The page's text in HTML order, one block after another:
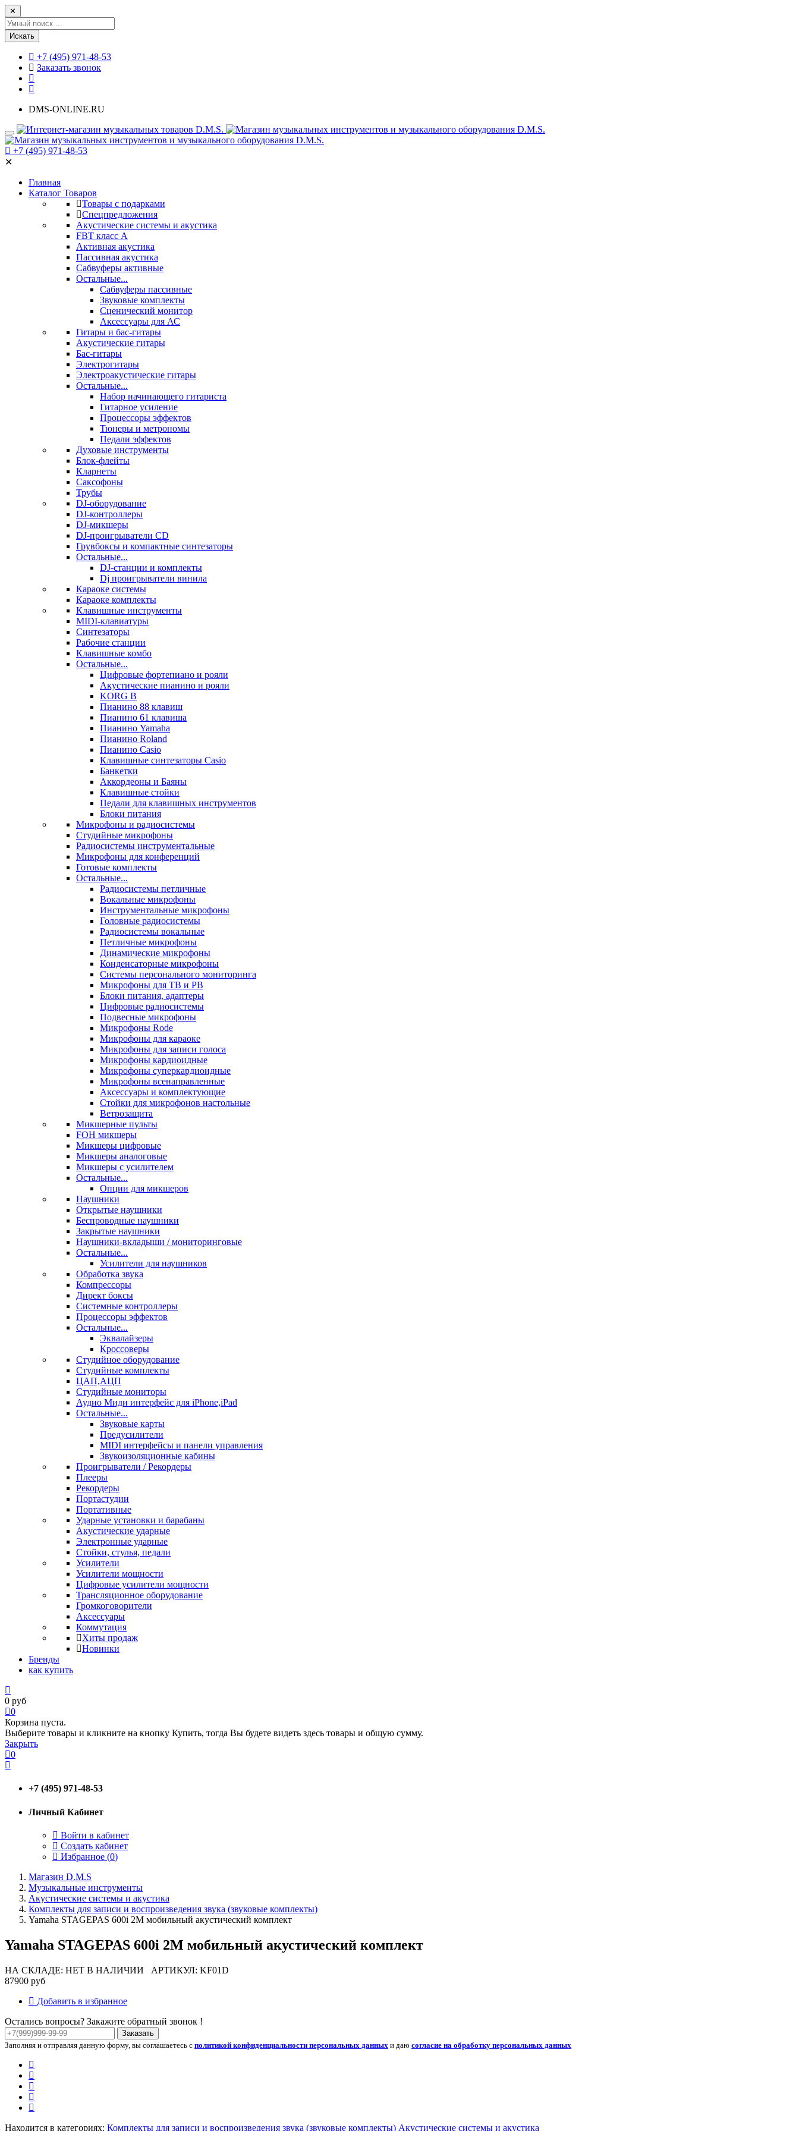
✕
Искать
+7 (495) 971-48-53
Заказать звонок
DMS-ONLINE.RU
+7 (495) 971-48-53
✕
Главная
Каталог Товаров
Товары с подарками
Спецпредложения
Акустические системы и акустика
FBT класс А
Активная акустика
Пассивная акустика
Сабвуферы активные
Остальные...
Сабвуферы пассивные
Звуковые комплекты
Сценический монитор
Аксессуары для АС
Гитары и бас-гитары
Акустические гитары
Бас-гитары
Электрогитары
Электроакустические гитары
Остальные...
Набор начинающего гитариста
Гитарное усиление
Процессоры эффектов
Тюнеры и метрономы
Педали эффектов
Духовые инструменты
Блок-флейты
Кларнеты
Саксофоны
Трубы
DJ-оборудование
DJ-контроллеры
DJ-микшеры
DJ-проигрыватели CD
Грувбоксы и компактные синтезаторы
Остальные...
DJ-станции и комплекты
Dj проигрыватели винила
Караоке системы
Караоке комплекты
Клавишные инструменты
MIDI-клавиатуры
Синтезаторы
Рабочие станции
Клавишные комбо
Остальные...
Цифровые фортепиано и рояли
Акустические пианино и рояли
KORG B
Пианино 88 клавиш
Пианино 61 клавиша
Пианино Yamaha
Пианино Roland
Пианино Casio
Клавишные синтезаторы Casio
Банкетки
Аккордеоны и Баяны
Клавишные стойки
Педали для клавишных инструментов
Блоки питания
Микрофоны и радиосистемы
Студийные микрофоны
Радиосистемы инструментальные
Микрофоны для конференций
Готовые комплекты
Остальные...
Радиосистемы петличные
Вокальные микрофоны
Инструментальные микрофоны
Головные радиосистемы
Радиосистемы вокальные
Петличные микрофоны
Динамические микрофоны
Конденсаторные микрофоны
Системы персонального мониторинга
Микрофоны для ТВ и РВ
Блоки питания, адаптеры
Цифровые радиосистемы
Подвесные микрофоны
Микрофоны Rode
Микрофоны для караоке
Микрофоны для записи голоса
Микрофоны кардиоидные
Микрофоны суперкардиоидные
Микрофоны всенаправленные
Аксессуары и комплектующие
Стойки для микрофонов настольные
Ветрозащита
Микшерные пульты
FOH микшеры
Микшеры цифровые
Микшеры аналоговые
Микшеры с усилителем
Остальные...
Опции для микшеров
Наушники
Открытые наушники
Беспроводные наушники
Закрытые наушники
Наушники-вкладыши / мониторинговые
Остальные...
Усилители для наушников
Обработка звука
Компрессоры
Директ боксы
Системные контроллеры
Процессоры эффектов
Остальные...
Эквалайзеры
Кроссоверы
Студийное оборудование
Студийные комплекты
ЦАП,АЦП
Студийные мониторы
Аудио Миди интерфейс для iPhone,iPad
Остальные...
Звуковые карты
Предусилители
MIDI интерфейсы и панели управления
Звукоизоляционные кабины
Проигрыватели / Рекордеры
Плееры
Рекордеры
Портастудии
Портативные
Ударные установки и барабаны
Акустические ударные
Электронные ударные
Стойки, стулья, педали
Усилители
Усилители мощности
Цифровые усилители мощности
Трансляционное оборудование
Громкоговорители
Аксессуары
Коммутация
Хиты продаж
Новинки
Бренды
как купить
0 руб
0
Корзина пуста.
Выберите товары и кликните на кнопку Купить, тогда Вы будете видеть здесь товары и общую сумму.
Закрыть
0
+7 (495) 971-48-53
Личный Кабинет
Войти в кабинет
Создать кабинет
Избранное (0)
Магазин D.M.S
Музыкальные инструменты
Акустические системы и акустика
Комплекты для записи и воспроизведения звука (звуковые комплекты)
Yamaha STAGEPAS 600i 2M мобильный акустический комплект
Yamaha STAGEPAS 600i 2M мобильный акустический комплект
НА СКЛАДЕ: НЕТ В НАЛИЧИИ АРТИКУЛ: KF01D
87900 руб
Добавить в избранное
Остались вопросы? Закажите обратный звонок !
Заказать
Заполняя и отправляя данную форму, вы соглашаетесь с политикой конфиденциальности персональных данных и даю согласие на обработку персональных данных
Находится в категориях: Комплекты для записи и воспроизведения звука (звуковые комплекты) Акустические системы и акустика